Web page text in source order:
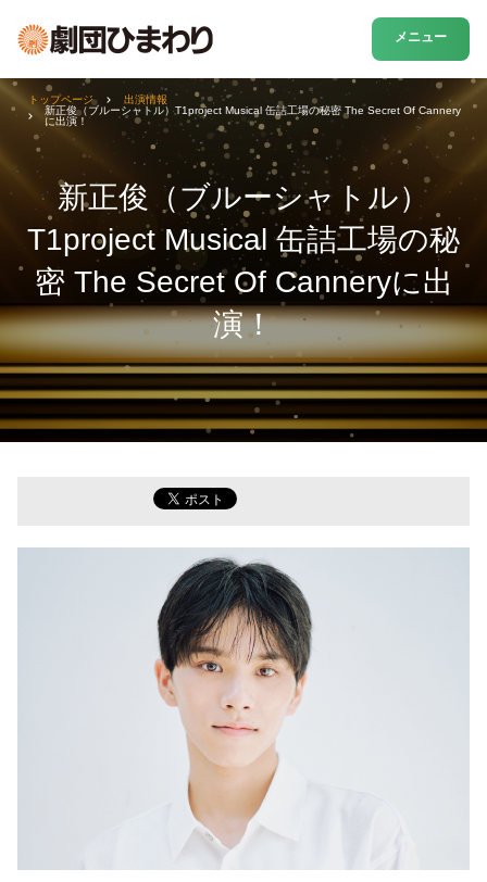
メニュー
新正俊（ブルーシャトル）
T1project Musical 缶詰工場の秘
密 The Secret Of Canneryに出
演！
トップページ
出演情報
新正俊（ブルーシャトル）T1project Musical 缶詰工場の秘密 The Secret Of Cannery
に出演！